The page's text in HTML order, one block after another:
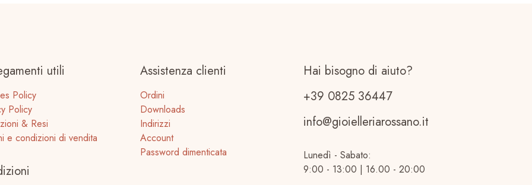
utili
Policy
Policy
& Resi
e condizioni di vendita
Assistenza clienti
Ordini
Downloads
Indirizzi
Account
Password dimenticata
Hai bisogno di aiuto?
+39 0825 36447
info@gioielleriarossano.it
Lunedì - Sabato:
9:00 - 13:00 | 16.00 - 20:00